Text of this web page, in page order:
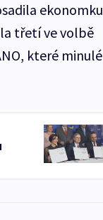
ekonomku
třetí ve volbě
které minulé